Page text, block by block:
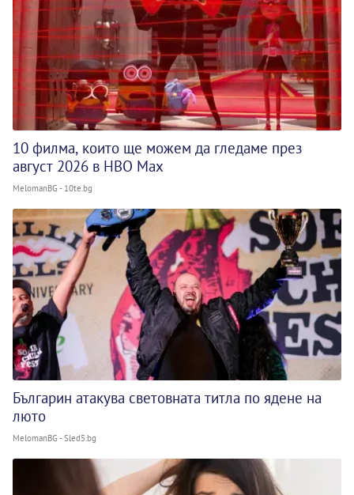
10 филма, които ще можем да гледаме през
август 2026 в HBO Max
MelomanBG - 10te.bg
Българин атакува световната титла по ядене на
люто
MelomanBG - Sled5.bg